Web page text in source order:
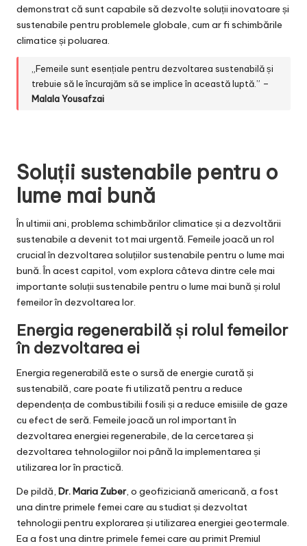
demonstrat că sunt capabile să dezvolte soluții inovatoare și
sustenabile pentru problemele globale, cum ar fi schimbările
climatice și poluarea.
„Femeile sunt esențiale pentru dezvoltarea sustenabilă și
trebuie să le încurajăm să se implice în această luptă.” –
Malala Yousafzai
Soluții sustenabile pentru o
lume mai bună
În ultimii ani, problema schimbărilor climatice și a dezvoltării
sustenabile a devenit tot mai urgentă. Femeile joacă un rol
crucial în dezvoltarea soluțiilor sustenabile pentru o lume mai
bună. În acest capitol, vom explora câteva dintre cele mai
importante soluții sustenabile pentru o lume mai bună și rolul
femeilor în dezvoltarea lor.
Energia regenerabilă și rolul femeilor
în dezvoltarea ei
Energia regenerabilă este o sursă de energie curată și
sustenabilă, care poate fi utilizată pentru a reduce
dependența de combustibilii fosili și a reduce emisiile de gaze
cu efect de seră. Femeile joacă un rol important în
dezvoltarea energiei regenerabile, de la cercetarea și
dezvoltarea tehnologiilor noi până la implementarea și
utilizarea lor în practică.
De pildă, Dr. Maria Zuber, o geofiziciană americană, a fost
una dintre primele femei care au studiat și dezvoltat
tehnologii pentru explorarea și utilizarea energiei geotermale.
Ea a fost una dintre primele femei care au primit Premiul